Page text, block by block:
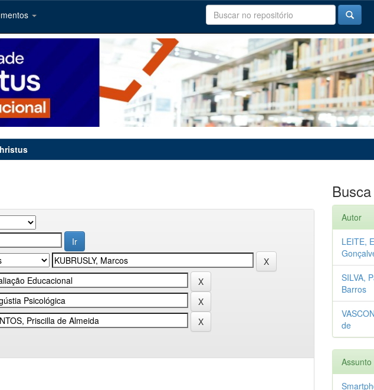
Autor
LEITE,
SILVA,
Barros
de
Assunto